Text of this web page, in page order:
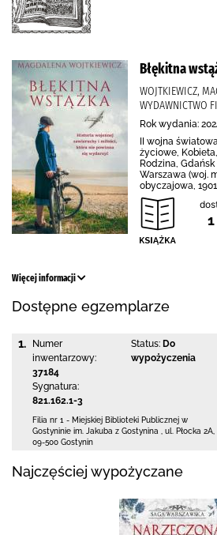
Błękitna
WOJTKIEWICZ,
WYDAWNICTWO
Rok wydania:
II wojna
życiowe,
Rodzina,
Warszawa (woj.
obyczajowa,
Więcej informacji
Dostępne egzemplarze
1.
Numer
inwentarzowy:
37184
Sygnatura:
821.162.1-3
Status: Do
wypożyczenia
Filia nr 1 - Miejskiej Biblioteki Publicznej w
Gostyninie im. Jakuba z Gostynina
ul. Płocka 2A
09-500 Gostynin
Najczęściej wypożyczane